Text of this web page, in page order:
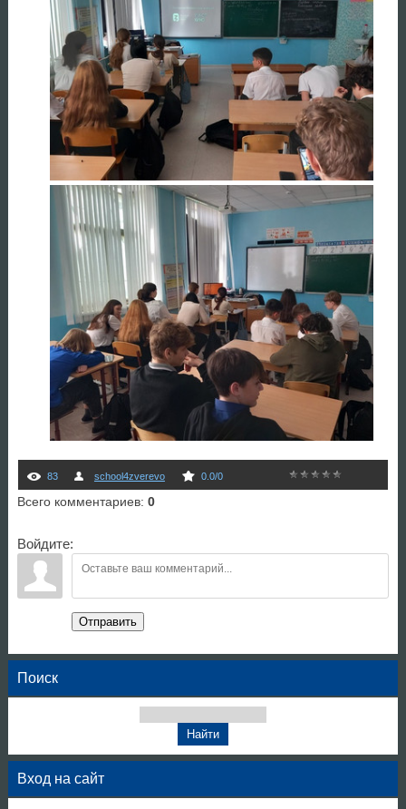
83 school4zverevo 0.0/0
Всего комментариев: 0
Войдите:
Отправить
Поиск
Вход на сайт